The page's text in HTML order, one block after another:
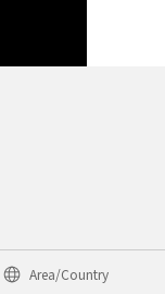
Area/Country